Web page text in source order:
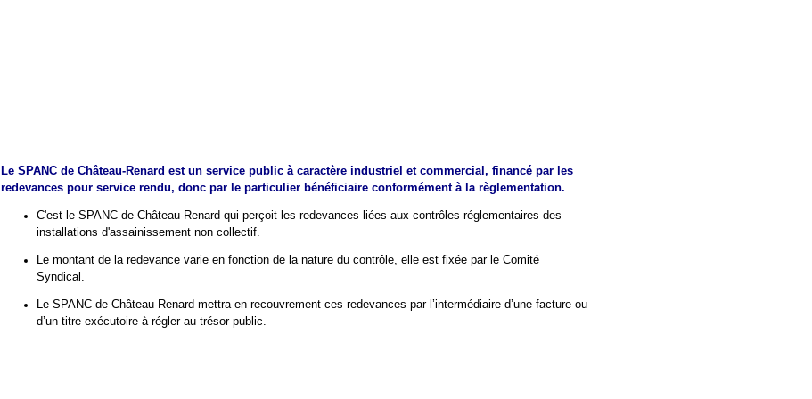
Le SPANC de Château-Renard est un service public à caractère industriel et commercial, financé par les
redevances pour service rendu, donc par le particulier bénéficiaire conformément à la règlementation.
C'est le SPANC de Château-Renard qui perçoit les redevances liées aux contrôles réglementaires des
installations d'assainissement non collectif.
Le montant de la redevance varie en fonction de la nature du contrôle, elle est fixée par le Comité
Syndical.
Le SPANC de Château-Renard mettra en recouvrement ces redevances par l’intermédiaire d’une facture ou
d’un titre exécutoire à régler au trésor public.